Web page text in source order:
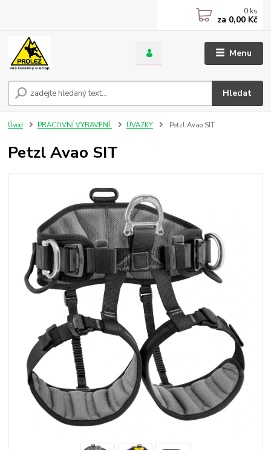
Menu
Hledat
0 ks
za 0,00 Kč
Úvod PRACOVNÍ VYBAVENÍ ÚVAZKY Petzl Avao SIT
Petzl Avao SIT